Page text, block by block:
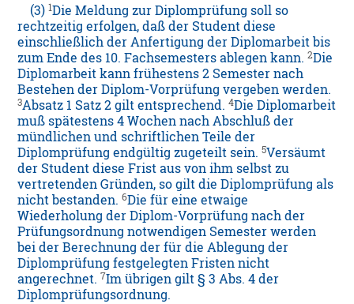
(3)1Die Meldung zur Diplomprüfung soll so
rechtzeitig erfolgen, daß der Student diese
einschließlich der Anfertigung der Diplomarbeit bis
zum Ende des 10. Fachsemesters ablegen kann.2Die
Diplomarbeit kann frühestens 2 Semester nach
Bestehen der Diplom-Vorprüfung vergeben werden.
3Absatz 1 Satz 2 gilt entsprechend.4Die Diplomarbeit
muß spätestens 4 Wochen nach Abschluß der
mündlichen und schriftlichen Teile der
Diplomprüfung endgültig zugeteilt sein.5Versäumt
der Student diese Frist aus von ihm selbst zu
vertretenden Gründen, so gilt die Diplomprüfung als
nicht bestanden.6Die für eine etwaige
Wiederholung der Diplom-Vorprüfung nach der
Prüfungsordnung notwendigen Semester werden
bei der Berechnung der für die Ablegung der
Diplomprüfung festgelegten Fristen nicht
angerechnet.7Im übrigen gilt § 3 Abs. 4 der
Diplomprüfungsordnung.